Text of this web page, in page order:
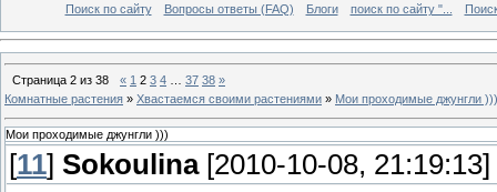
Поиск по сайту
Вопросы ответы (FAQ) Блоги поиск по сайту "...
Страница 2 из 38 « 1 2 3 4 37 38 »
Комнатные растения » Хвастаемся своими растениями » Мои проходимые джунгли )))
Мои проходимые джунгли )))
[11] Sokoulina[2010-10-08, 21:19:13]